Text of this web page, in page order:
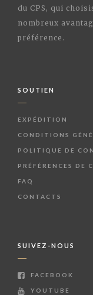
du CPS, qui
nombreux
préférence.
SOUTIEN
EXPÉDITION
CONDITIONS
POLITIQUE DE
PRÉFÉRENCES DE
FAQ
CONTACTS
SUIVEZ-NOUS
FACEBOOK
YOUTUBE